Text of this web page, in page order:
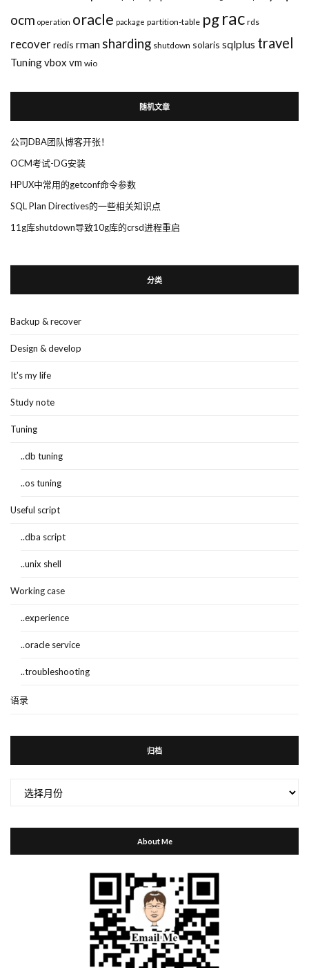
ocm operation oracle package partition-table pgrac rds
recover redis rman sharding shutdown solaris sqlplus travel
Tuningvbox vm wio
随机文章
公司DBA团队博客开张！
OCM考试-DG安装
HPUX中常用的getconf命令参数
SQL Plan Directives的一些相关知识点
11g库shutdown导致10g库的crsd进程重启
分类
Backup & recover
Design & develop
It's my life
Study note
Tuning
..db tuning
..os tuning
Useful script
..dba script
..unix shell
Working case
..experience
..oracle service
..troubleshooting
语录
归档
About Me